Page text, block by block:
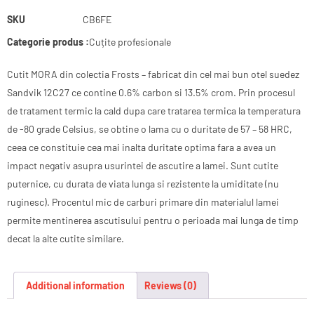
SKU
CB6FE
Categorie produs :Cuțite profesionale
Cutit MORA din colectia Frosts – fabricat din cel mai bun otel suedez
Sandvik 12C27 ce contine 0.6% carbon si 13.5% crom. Prin procesul
de tratament termic la cald dupa care tratarea termica la temperatura
de -80 grade Celsius, se obtine o lama cu o duritate de 57 – 58 HRC,
ceea ce constituie cea mai inalta duritate optima fara a avea un
impact negativ asupra usurintei de ascutire a lamei. Sunt cutite
puternice, cu durata de viata lunga si rezistente la umiditate (nu
ruginesc). Procentul mic de carburi primare din materialul lamei
permite mentinerea ascutisului pentru o perioada mai lunga de timp
decat la alte cutite similare.
Additional information Reviews (0)